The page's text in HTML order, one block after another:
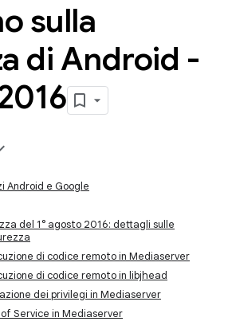
sulla
di Android -
Android e Google
del 1° agosto 2016: dettagli sulle
di codice remoto in Mediaserver
di codice remoto in libjhead
dei privilegi in Mediaserver
Service in Mediaserver